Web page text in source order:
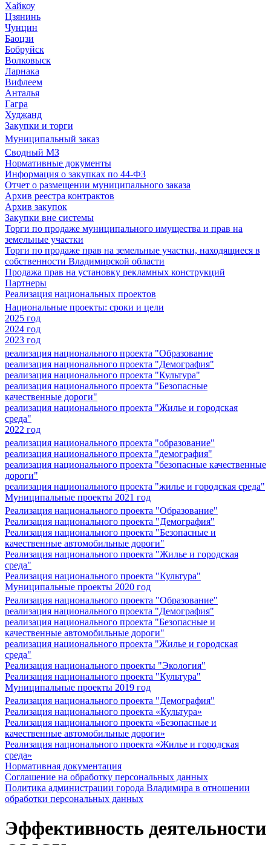
Хайкоу
Цзянинь
Чунцин
Баоцзи
Бобруйск
Волковыск
Ларнака
Вифлеем
Анталья
Гагра
Худжанд
Закупки и торги
Муниципальный заказ
Сводный МЗ
Нормативные документы
Информация о закупках по 44-ФЗ
Отчет о размещении муниципального заказа
Архив реестра контрактов
Архив закупок
Закупки вне системы
Торги по продаже муниципального имущества и прав на
земельные участки
Торги по продаже прав на земельные участки, находящиеся в
собственности Владимирской области
Продажа прав на установку рекламных конструкций
Партнеры
Реализация национальных проектов
Национальные проекты: сроки и цели
2025 год
2024 год
2023 год
реализация национального проекта "Образование
реализация национального проекта "Демография"
реализация национального проекта "Культура"
реализация национального проекта "Безопасные
качественные дороги"
реализация национального проекта "Жилье и городская
среда"
2022 год
реализация национального проекта "образование"
реализация национального проекта "демография"
реализация национального проекта "безопасные качественные
дороги"
реализация национального проекта "жилье и городская среда"
Муниципальные проекты 2021 год
Реализация национального проекта "Образование"
Реализация национального проекта "Демография"
Реализация национального проекта "Безопасные и
качественные автомобильные дороги"
Реализация национального проекта "Жилье и городская
среда"
Реализация национального проекта "Культура"
Муниципальные проекты 2020 год
Реализация национального проекта "Образование"
реализация национального проекта "Демография"
реализация национального проекта "Безопасные и
качественные автомобильные дороги"
реализация национального проекта "Жилье и городская
среда"
Реализация национального проекты "Экология"
Реализация национального проекта "Культура"
Муниципальные проекты 2019 год
Реализация национального проекта "Демография"
Реализация национального проекта «Культура»
Реализация национального проекта «Безопасные и
качественные автомобильные дороги»
Реализация национального проекта «Жилье и городская
среда»
Нормативная документация
Соглашение на обработку персональных данных
Политика администрации города Владимира в отношении
обработки персональных данных
Эффективность деятельности